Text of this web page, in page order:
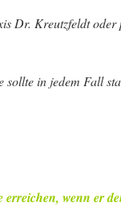
Dr. Kreutzfeldt oder
sollte in jedem Fall
wenn er